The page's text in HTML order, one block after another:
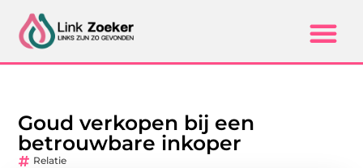
Goud verkopen bij een
betrouwbare inkoper
Relatie